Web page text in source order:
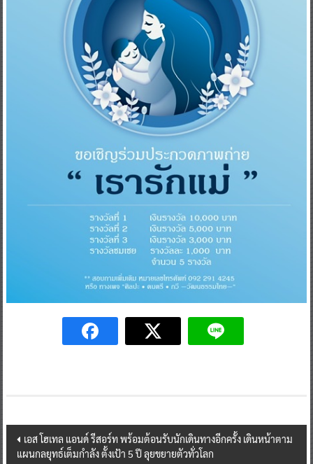
Post
เอส โฮเทล แอนด์ รีสอร์ท พร้อมต้อนรับนักเดินทางอีกครั้ง เดินหน้าตาม
แผนกลยุทธ์เต็มกำลัง ตั้งเป้า 5 ปี ลุยขยายตัวทั่วโลก